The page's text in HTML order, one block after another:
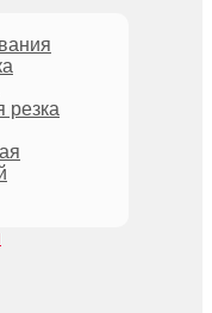
резка